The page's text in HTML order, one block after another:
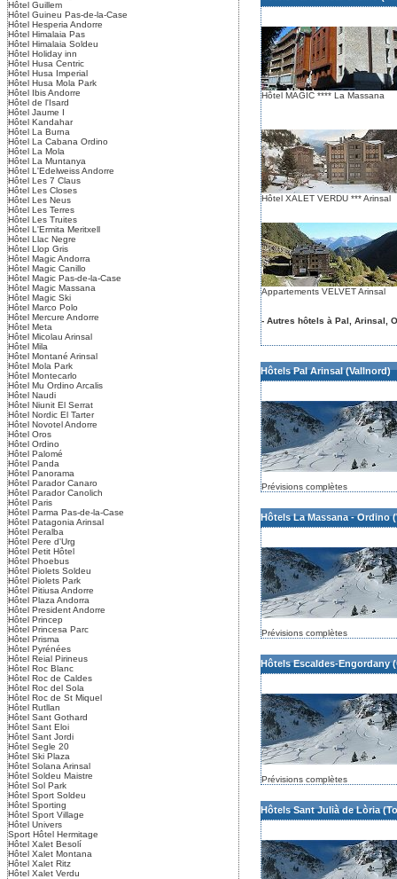
Hôtel Guillem
Hôtel Guineu Pas-de-la-Case
Hôtel Hesperia Andorre
Hôtel Himalaia Pas
Hôtel Himalaia Soldeu
Hôtel Holiday inn
Hôtel Husa Centric
Hôtel Husa Imperial
Hôtel Husa Mola Park
Hôtel Ibis Andorre
Hôtel de l'Isard
Hôtel Jaume I
Hôtel Kandahar
Hôtel La Burna
Hôtel La Cabana Ordino
Hôtel La Mola
Hôtel La Muntanya
Hôtel L'Edelweiss Andorre
Hôtel Les 7 Claus
Hôtel Les Closes
Hôtel Les Neus
Hôtel Les Terres
Hôtel Les Truites
Hôtel L'Ermita Meritxell
Hôtel Llac Negre
Hôtel Llop Gris
Hôtel Magic Andorra
Hôtel Magic Canillo
Hôtel Magic Pas-de-la-Case
Hôtel Magic Massana
Hôtel Magic Ski
Hôtel Marco Polo
Hôtel Mercure Andorre
Hôtel Meta
Hôtel Micolau Arinsal
Hôtel Mila
Hôtel Montané Arinsal
Hôtel Mola Park
Hôtel Montecarlo
Hôtel Mu Ordino Arcalis
Hôtel Naudi
Hôtel Niunit El Serrat
Hôtel Nordic El Tarter
Hôtel Novotel Andorre
Hôtel Oros
Hôtel Ordino
Hôtel Palomé
Hôtel Panda
Hôtel Panorama
Hôtel Parador Canaro
Hôtel Parador Canolich
Hôtel Paris
Hôtel Parma Pas-de-la-Case
Hôtel Patagonia Arinsal
Hôtel Peralba
Hôtel Pere d'Urg
Hôtel Petit Hôtel
Hôtel Phoebus
Hôtel Piolets Soldeu
Hôtel Piolets Park
Hôtel Pitiusa Andorre
Hôtel Plaza Andorra
Hôtel President Andorre
Hôtel Princep
Hôtel Princesa Parc
Hôtel Prisma
Hôtel Pyrénées
Hôtel Reial Pirineus
Hôtel Roc Blanc
Hôtel Roc de Caldes
Hôtel Roc del Sola
Hôtel Roc de St Miquel
Hôtel Rutllan
Hôtel Sant Gothard
Hôtel Sant Eloi
Hôtel Sant Jordi
Hôtel Segle 20
Hôtel Ski Plaza
Hôtel Solana Arinsal
Hôtel Soldeu Maistre
Hôtel Sol Park
Hôtel Sport Soldeu
Hôtel Sporting
Hôtel Sport Village
Hôtel Univers
Sport Hôtel Hermitage
Hôtel Xalet Besolí
Hôtel Xalet Montana
Hôtel Xalet Ritz
Hôtel Xalet Verdu
Hôtel MAGIC **** La Massana
Hôtel XALET VERDU *** Arinsal
Appartements VELVET Arinsal
- Autres hôtels à Pal, Arinsal,
Hôtels Pal Arinsal (Vallnord)
Prévisions complètes
Hôtels La Massana - Ordino
Prévisions complètes
Hôtels Escaldes-Engordany
Prévisions complètes
Hôtels Sant Julià de Lòria